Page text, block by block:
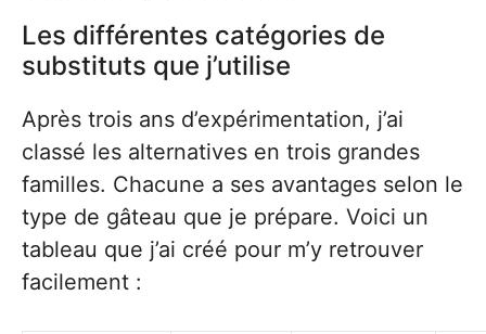
Les différentes catégories de
substituts que j’utilise
Après trois ans d’expérimentation, j’ai
classé les alternatives en trois grandes
familles. Chacune a ses avantages selon le
type de gâteau que je prépare. Voici un
tableau que j’ai créé pour m’y retrouver
facilement :